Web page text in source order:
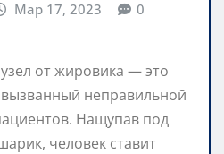
Мар 17, 2023 0
от жировика — это
неправильной
Нащупав под
человек ставит